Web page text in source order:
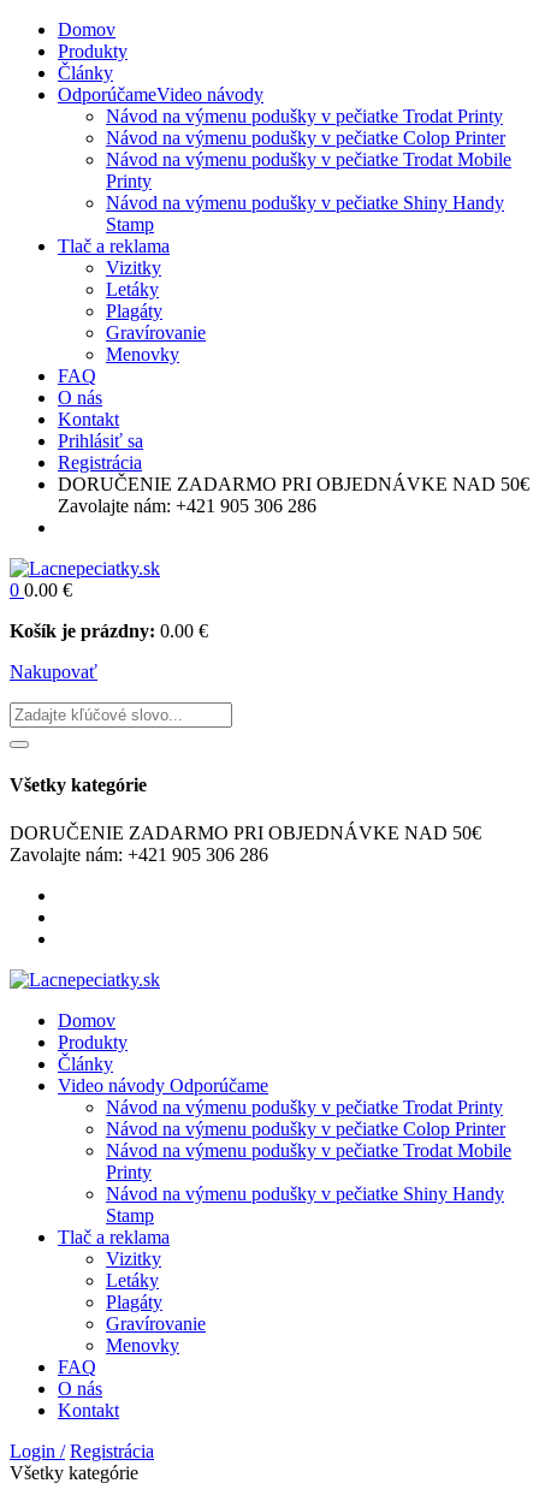
Domov
Produkty
Články
OdporúčameVideo návody
Návod na výmenu podušky v pečiatke Trodat Printy
Návod na výmenu podušky v pečiatke Colop Printer
Návod na výmenu podušky v pečiatke Trodat Mobile
Printy
Návod na výmenu podušky v pečiatke Shiny Handy
Stamp
Tlač a reklama
Vizitky
Letáky
Plagáty
Gravírovanie
Menovky
FAQ
O nás
Kontakt
Prihlásiť sa
Registrácia
DORUČENIE ZADARMO PRI OBJEDNÁVKE NAD 50€
Zavolajte nám: +421 905 306 286
0 0.00 €
Košík je prázdny: 0.00 €
Nakupovať
Všetky kategórie
DORUČENIE ZADARMO PRI OBJEDNÁVKE NAD 50€
Zavolajte nám: +421 905 306 286
Domov
Produkty
Články
Video návody Odporúčame
Návod na výmenu podušky v pečiatke Trodat Printy
Návod na výmenu podušky v pečiatke Colop Printer
Návod na výmenu podušky v pečiatke Trodat Mobile
Printy
Návod na výmenu podušky v pečiatke Shiny Handy
Stamp
Tlač a reklama
Vizitky
Letáky
Plagáty
Gravírovanie
Menovky
FAQ
O nás
Kontakt
Login / Registrácia
Všetky kategórie